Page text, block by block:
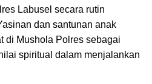
Labusel secara rutin
dan santunan anak
di Mushola Polres sebagai
spiritual dalam menjalankan